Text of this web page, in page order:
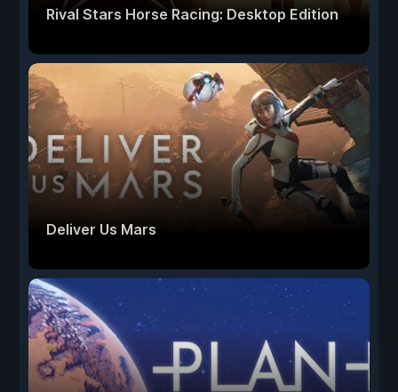
Rival Stars Horse Racing: Desktop Edition
Deliver Us Mars